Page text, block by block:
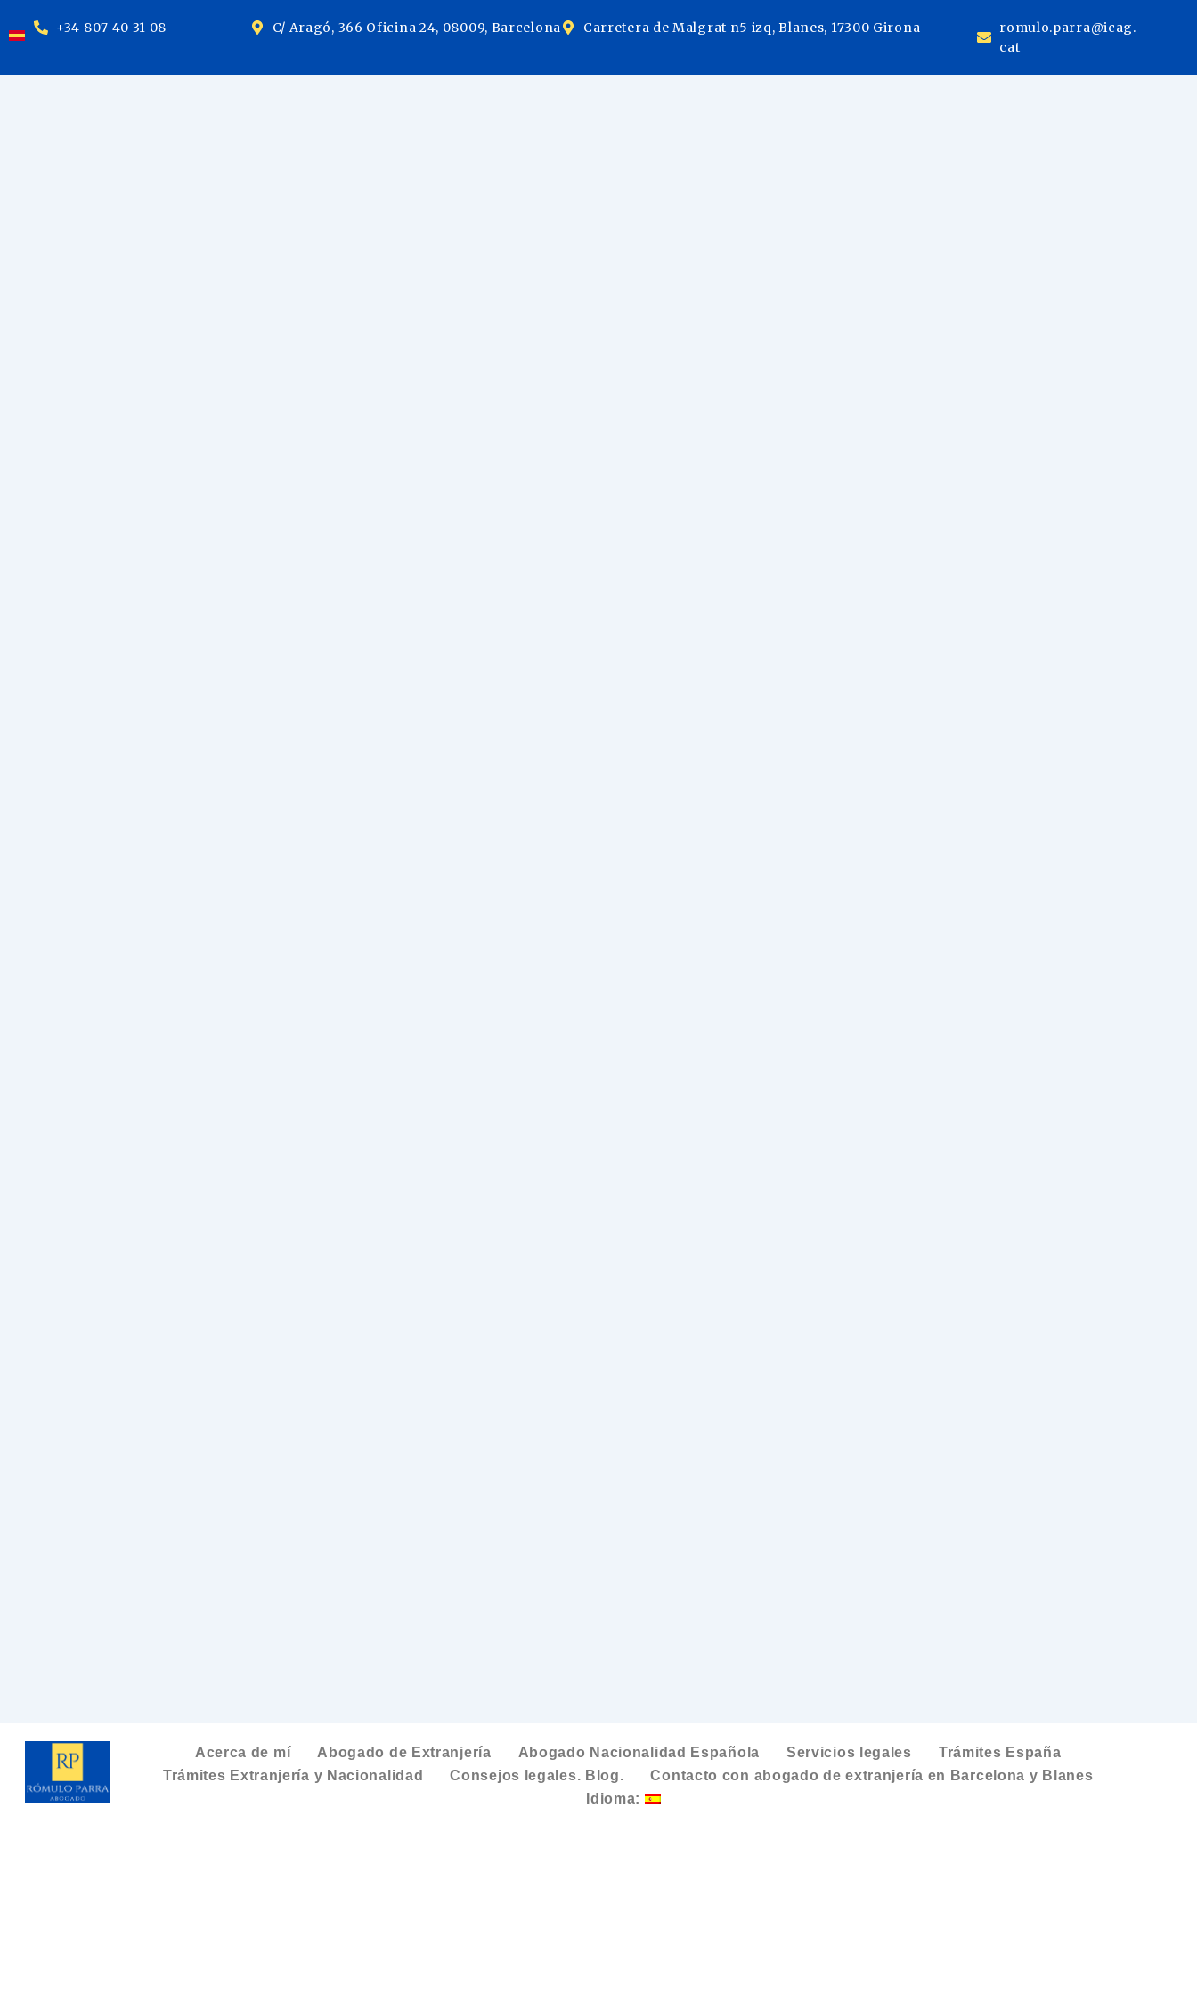
+34 807 40 31 08 C/ Aragó, 366 Oficina 24, 08009, Barcelona Carretera de Malgrat n5 izq, Blanes, 17300 Girona
romulo.parra@icag.
cat
Acerca de mí Abogado de Extranjería Abogado Nacionalidad Española Servicios legales
Trámites España
Trámites Extranjería y Nacionalidad
Consejos legales. Blog.
Contacto con abogado de extranjería en Barcelona y Blanes
Idioma: